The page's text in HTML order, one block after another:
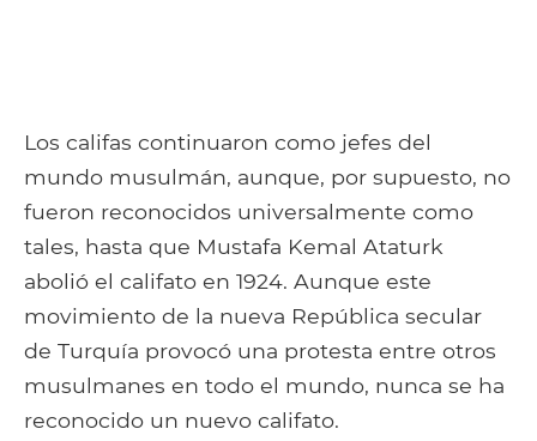
Los califas continuaron como jefes del
mundo musulmán, aunque, por supuesto, no
fueron reconocidos universalmente como
tales, hasta que Mustafa Kemal Ataturk
abolió el califato en 1924. Aunque este
movimiento de la nueva República secular
de Turquía provocó una protesta entre otros
musulmanes en todo el mundo, nunca se ha
reconocido un nuevo califato.